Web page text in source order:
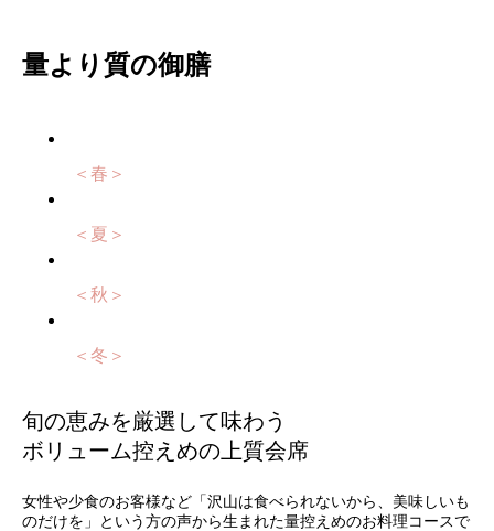
量より質の御膳
＜春＞
＜夏＞
＜秋＞
＜冬＞
旬の恵みを厳選して味わう
ボリューム控えめの上質会席
女性や少食のお客様など「沢山は食べられないから、美味しいも
のだけを」という方の声から生まれた量控えめのお料理コースで